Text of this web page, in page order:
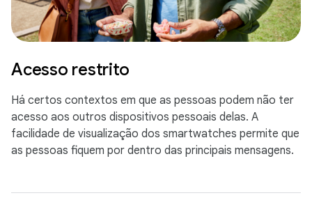
Acesso restrito
Há certos contextos em que as pessoas podem não ter
acesso aos outros dispositivos pessoais delas. A
facilidade de visualização dos smartwatches permite que
as pessoas fiquem por dentro das principais mensagens.